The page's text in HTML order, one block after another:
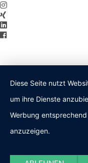
Diese Seite nutzt
um ihre Dienste
Werbung
anzuzeigen.